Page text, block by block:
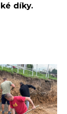
díky.